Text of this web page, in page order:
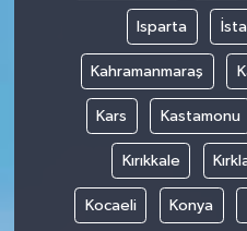
Isparta
Kahramanmaraş
Kars Kastamonu
Kırıkkale
Kocaeli Konya